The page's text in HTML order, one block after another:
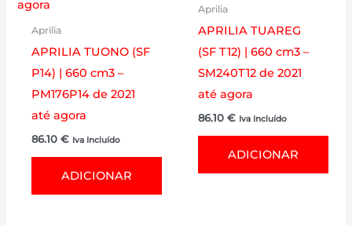
Aprilia
APRILIA TUONO (SF
P14) | 660 cm3 –
PM176P14 de 2021
até agora
86.10 € Iva Incluído
ADICIONAR
Aprilia
APRILIA TUAREG
(SF T12) | 660 cm3 –
SM240T12 de 2021
até agora
86.10 € Iva Incluído
ADICIONAR